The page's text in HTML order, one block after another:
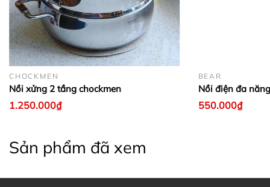
thưởng thức thôi. Bạn nên định kỳ vệ sinh nồi nấu
chậm 2.5l Bear Sube003 để đảm bảo tuổi thọ cho
nồi và chất lượng món ăn khi nấu. Ngoài ra, khi vệ
sinh nồi bạn cần chú ý nhẹ tay đối với các thố sứ và
nắp thuỷ tinh để tránh rơi, vỡ.
CHOCKMEN
Nồi xửng 2 tầng chockmen
1.250.000₫
BEAR
Nồi điện đa
550.000₫
Sản phẩm đã xem